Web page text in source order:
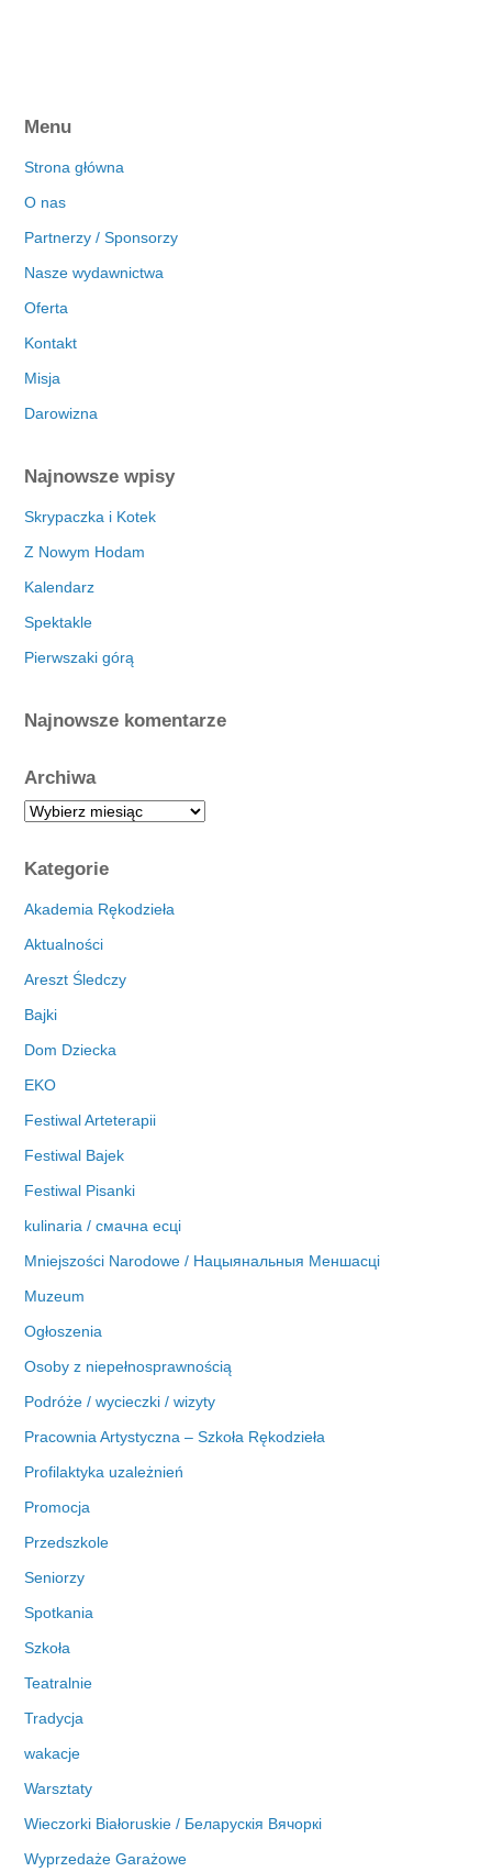
Menu
Strona główna
O nas
Partnerzy / Sponsorzy
Nasze wydawnictwa
Oferta
Kontakt
Misja
Darowizna
Najnowsze wpisy
Skrypaczka i Kotek
Z Nowym Hodam
Kalendarz
Spektakle
Pierwszaki górą
Najnowsze komentarze
Archiwa
A
h
i
a
Kategorie
Akademia Rękodzieła
Aktualności
Areszt Śledczy
Bajki
Dom Dziecka
EKO
Festiwal Arteterapii
Festiwal Bajek
Festiwal Pisanki
kulinaria / смачна есці
Mniejszości Narodowe / Нацыянальныя Меншасці
Muzeum
Ogłoszenia
Osoby z niepełnosprawnością
Podróże / wycieczki / wizyty
Pracownia Artystyczna – Szkoła Rękodzieła
Profilaktyka uzależnień
Promocja
Przedszkole
Seniorzy
Spotkania
Szkoła
Teatralnie
Tradycja
wakacje
Warsztaty
Wieczorki Białoruskie / Беларускія Вячоркі
Wyprzedaże Garażowe